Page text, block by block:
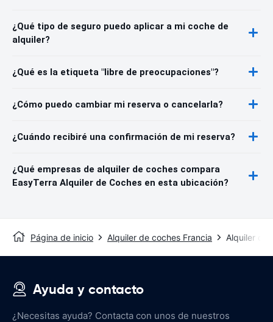
¿Qué tipo de seguro puedo aplicar a mi coche de
alquiler?
¿Qué es la etiqueta "libre de preocupaciones"?
¿Cómo puedo cambiar mi reserva o cancelarla?
¿Cuándo recibiré una confirmación de mi reserva?
¿Qué empresas de alquiler de coches compara
EasyTerra Alquiler de Coches en esta ubicación?
Página de inicio Alquiler de coches Francia Alquiler de
Ayuda y contacto
¿Necesitas ayuda? Contacta con unos de nuestros